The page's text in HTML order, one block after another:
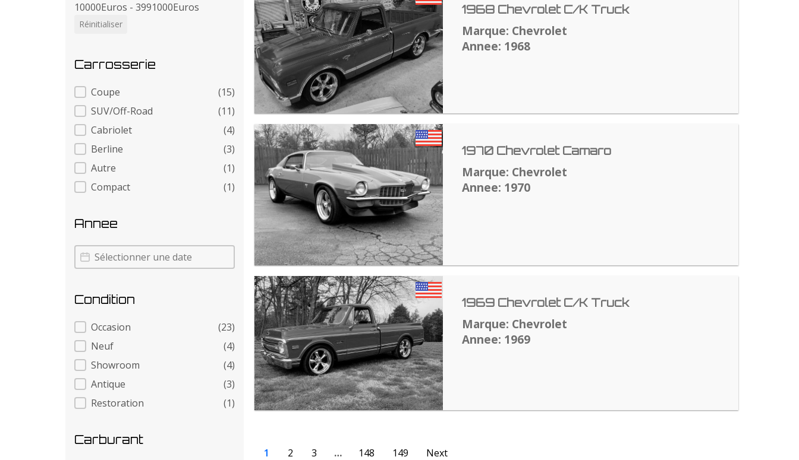
10000Euros - 3991000Euros
Réinitialiser
Carrosserie
Carrosserie
Coupe
(15)
SUV/Off-Road
(11)
Cabriolet
(4)
Berline
(3)
Autre
(1)
Compact
(1)
Annee
Annee
Annee
Condition
Condition
Occasion
(23)
Neuf
(4)
Showroom
(4)
Antique
(3)
Restoration
(1)
Carburant
1968 Chevrolet C/K Truck
Marque: Chevrolet
Annee: 1968
1970 Chevrolet Camaro
Marque: Chevrolet
Annee: 1970
1969 Chevrolet C/K Truck
Marque: Chevrolet
Annee: 1969
1 2 3 … 148 149 Next